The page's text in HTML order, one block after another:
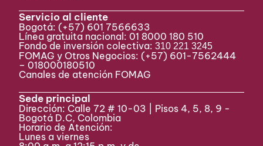
Servicio al cliente
Bogotá: (+57) 601 7566633
Línea gratuita nacional: 01 8000 180 510
Fondo de inversión colectiva:310 221 3245
FOMAG y Otros Negocios: (+57) 601-7562444
– 018000180510
Canales de atención FOMAG
Sede principal
Dirección: Calle 72 # 10-03 | Pisos 4, 5, 8, 9 -
Bogotá D.C, Colombia
Horario de Atención:
Lunes a viernes